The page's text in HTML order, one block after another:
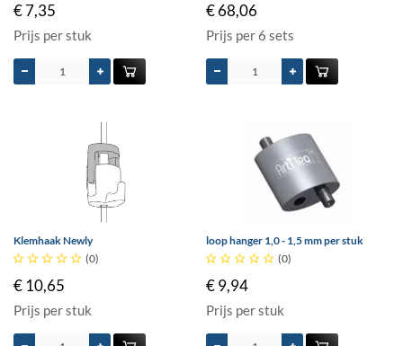
€ 7,35
Prijs per stuk
€ 68,06
Prijs per 6 sets
Klemhaak Newly
     (0)
€ 10,65
Prijs per stuk
loop hanger 1,0 - 1,5 mm per stuk
     (0)
€ 9,94
Prijs per stuk